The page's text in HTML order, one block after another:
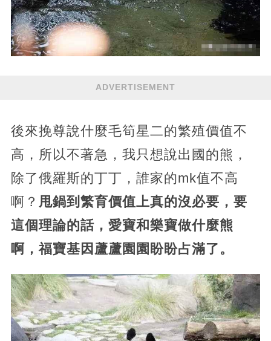
ADVERTISEMENT
後來挽尊說什麼毛筍星二的繁殖價值不
高，所以不著急，我只想說出國的熊，
除了俄羅斯的丁丁，誰家的mk值不高
啊？ 甩鍋到繁育價值上真的沒必要，要
這個理論的話，愛寶和樂寶做什麼熊
啊，福寶基因蘆蘆園園盼盼占滿了。